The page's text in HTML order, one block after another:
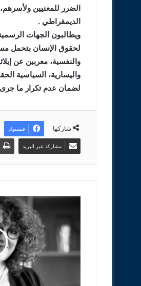
الضرر للمعنيين
الديمقراطي .
ويطالبون الجهات
لحقوق الإنسان بتحمل
والنفسية، معربين عن
واليسارية، السياسية
لضمان عدم تكرار ما
شاركها فيسبوك
مشاركة عبر البريد